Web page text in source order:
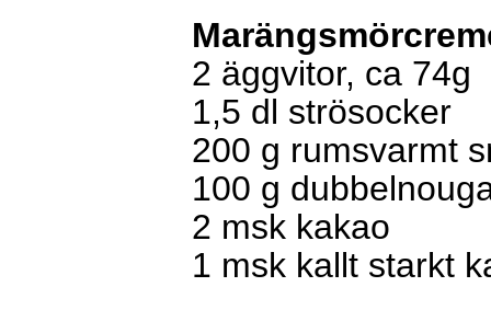
2 äggvitor, ca 74g
1,5 dl strösocker
200 g rumsvarmt
100 g
2 msk kakao
1 msk kallt starkt